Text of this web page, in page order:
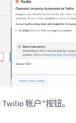
帐户”按钮。